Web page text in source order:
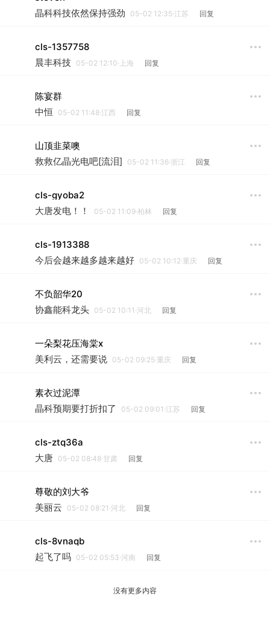
晶科科技依然保持强劲
05-02 12:35·江苏 回复
cls-1357758
晨丰科技
05-02 12:10·上海 回复
陈宴群
中恒
05-02 11:48·江西 回复
山顶韭菜噢
救救亿晶光电吧[流泪]
05-02 11:36·浙江 回复
cls-gyoba2
大唐发电！！
05-02 11:09·柏林 回复
cls-1913388
今后会越来越多越来越好 05-02 10:12·重庆 回复
不负韶华20
协鑫能科龙头 05-02 10:11·河北 回复
一朵梨花压海棠x
美利云，还需要说 05-02 09:25·重庆 回复
素衣过泥潭
晶科预期要打折扣了
05-02 09:01·江苏 回复
cls-ztq36a
大唐 05-02 08:48·甘肃 回复
尊敬的刘大爷
美丽云
05-02 08:21·河北 回复
cls-8vnaqb
起飞了吗 05-02 05:53·河南 回复
没有更多内容